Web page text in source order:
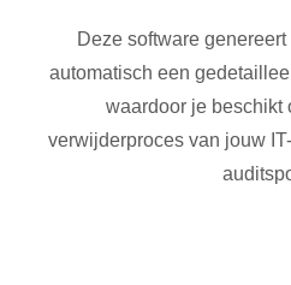
Deze software
automatisch een
waardoor je beschikt
verwijderproces van jouw